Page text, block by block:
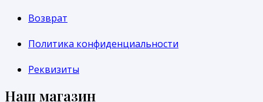
Возврат
Политика конфиденциальности
Реквизиты
Наш магазин